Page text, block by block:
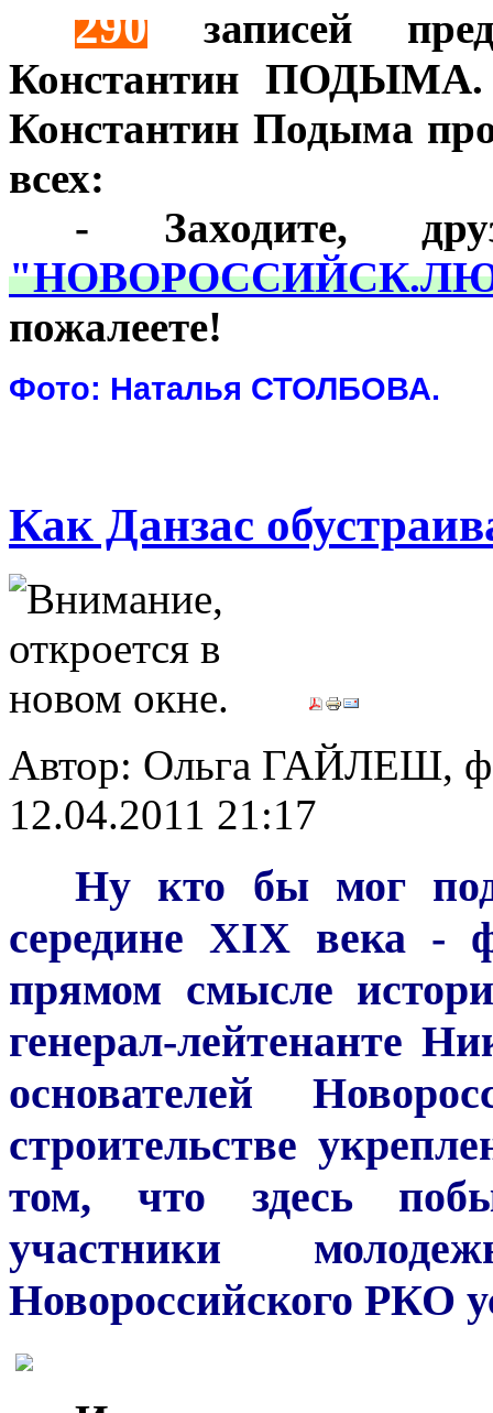
290 записей
Константин ПОДЫМА.
Константин Подыма
всех:
- Заходите,
пожалеете!
Фото: Наталья СТОЛБОВА.
Как Данзас
Автор: Ольга ГАЙЛЕШ,
12.04.2011 21:17
Ну кто бы мог
середине XIX века -
прямом смысле
генерал-лейтенанте
основателей
строительстве
том, что здесь
участники
Новороссийского РКО